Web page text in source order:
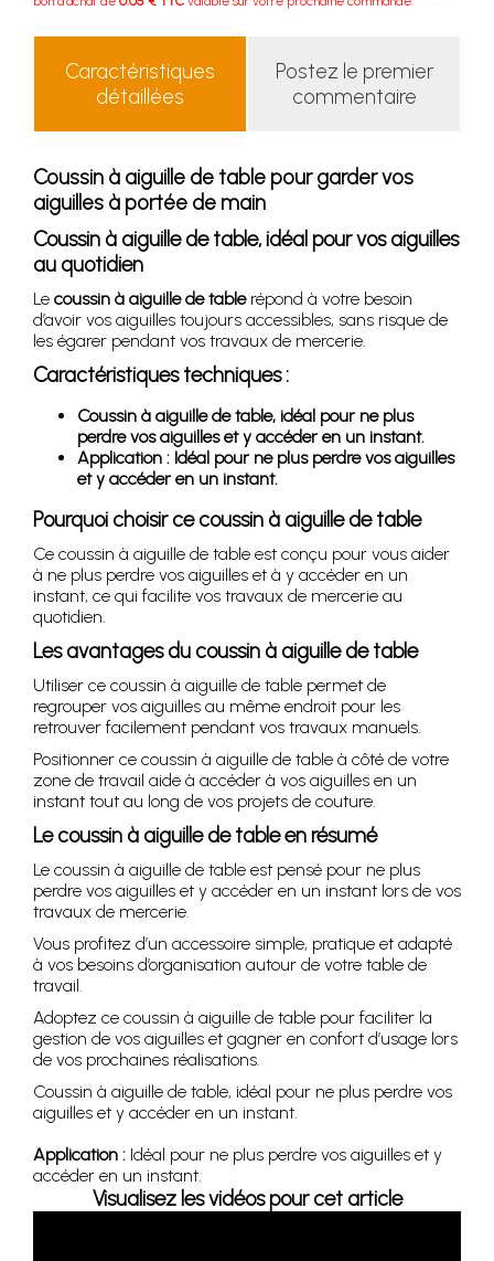
Caractéristiques
détaillées
Postez le premier
commentaire
Coussin à aiguille de table pour garder vos
aiguilles à portée de main
Coussin à aiguille de table, idéal pour vos aiguilles
au quotidien
Le coussin à aiguille de tablerépond à votre besoin
d’avoir vos aiguilles toujours accessibles, sans risque de
les égarer pendant vos travaux de mercerie.
Caractéristiques techniques :
Coussin à aiguille de table, idéal pour ne plus
perdre vos aiguilles et y accéder en un instant.
Application : Idéal pour ne plus perdre vos aiguilles
et y accéder en un instant.
Pourquoi choisir ce coussin à aiguille de table
Ce coussin à aiguille de table est conçu pour vous aider
à ne plus perdre vos aiguilles et à y accéder en un
instant, ce qui facilite vos travaux de mercerie au
quotidien.
Les avantages du coussin à aiguille de table
Utiliser ce coussin à aiguille de table permet de
regrouper vos aiguilles au même endroit pour les
retrouver facilement pendant vos travaux manuels.
Positionner ce coussin à aiguille de table à côté de votre
zone de travail aide à accéder à vos aiguilles en un
instant tout au long de vos projets de couture.
Le coussin à aiguille de table en résumé
Le coussin à aiguille de table est pensé pour ne plus
perdre vos aiguilles et y accéder en un instant lors de vos
travaux de mercerie.
Vous profitez d’un accessoire simple, pratique et adapté
à vos besoins d’organisation autour de votre table de
travail.
Adoptez ce coussin à aiguille de table pour faciliter la
gestion de vos aiguilles et gagner en confort d’usage lors
de vos prochaines réalisations.
Coussin à aiguille de table, idéal pour ne plus perdre vos
aiguilles et y accéder en un instant.
Application : Idéal pour ne plus perdre vos aiguilles et y
accéder en un instant.
Visualisez les vidéos pour cet article